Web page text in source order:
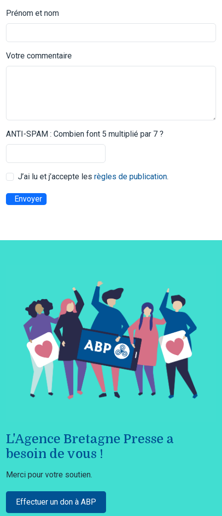
Prénom et nom
Votre commentaire
ANTI-SPAM : Combien font 5 multiplié par 7 ?
J’ai lu et j’accepte les règles de publication.
Envoyer
L'Agence Bretagne Presse a
besoin de vous !
Merci pour votre soutien.
Effectuer un don à ABP